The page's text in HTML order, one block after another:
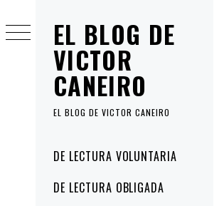
EL BLOG DE
VICTOR
CANEIRO
EL BLOG DE VICTOR CANEIRO
principal
DE LECTURA VOLUNTARIA
DE LECTURA OBLIGADA
al
contenido